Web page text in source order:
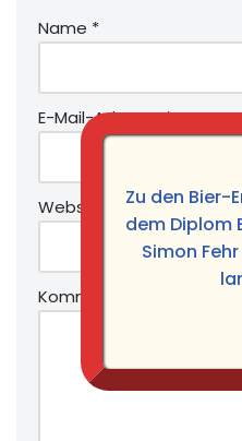
Name *
E-Mail-Adresse*
Website
Kommentar
Zu den Bier-
dem Diplom
Simon